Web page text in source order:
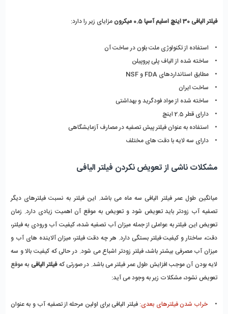
فیلتر الیافی 30 اینچ اسلیم آسپا 0.5 میکرون مزایای زیر را دارد:
• استفاده از تکنولوژی ملت بلون در ساخت آن
• ساخته شده از الیاف پلی پروپیلن
• مطابق استانداردهای FDA و NSF
• ساخت ایران
• ساخته شده از مواد فودگرید و بهداشتی
• دارای قطر 2.5 اینچ
• استفاده به عنوان فیلتر پیش تصفیه در مصارف آزمایشگاهی
• دارای سه لایه با دقت های مختلف
مشکلات ناشی از تعویض نکردن فیلتر الیافی
میانگین طول عمر فیلتر الیافی سه ماه می باشد. این فیلتر به نسبت فیلترهای دیگر
تصفیه آب زودتر باید تعویض شود و تعویض به موقع آن اهمیت زیادی دارد. زمان
تعویض این فیلتر به عواملی از جمله میزان آب تصفیه شده، کیفیت آب ورودی به فیلتر،
دقت، ساختار و کیفیت فیلتر بستگی دارد. هر چه دقت فیلتر، میزان آلاینده های آب و
میزان آب مصرفی بیشتر باشد، فیلتر زودتر اشباع می شود. در حالی که کیفیت بالا و سه
لایه بودن آن موجب افزایش طول عمر فیلتر می باشد. در صورتی کهفیلتر الیافی به موقع
تعویض نشود، مشکلات زیر به وجود می آید:
• خراب شدن فیلترهای بعدی: فیلتر الیافی برای اولین مرحله از تصفیه آب و به عنوان